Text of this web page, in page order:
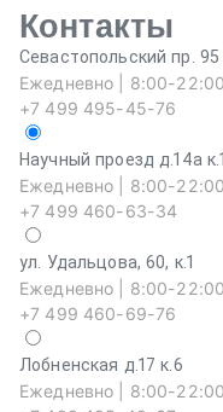
Контакты
Севастопольский пр. 95
Ежедневно | 8:00-22:00
+7 499 495-45-76
Научный проезд д.14а к.1
Ежедневно | 8:00-22:00
+7 499 460-63-34
ул. Удальцова, 60, к.1
Ежедневно | 8:00-22:00
+7 499 460-69-76
Лобненская д.17 к.6
Ежедневно | 8:00-22:00